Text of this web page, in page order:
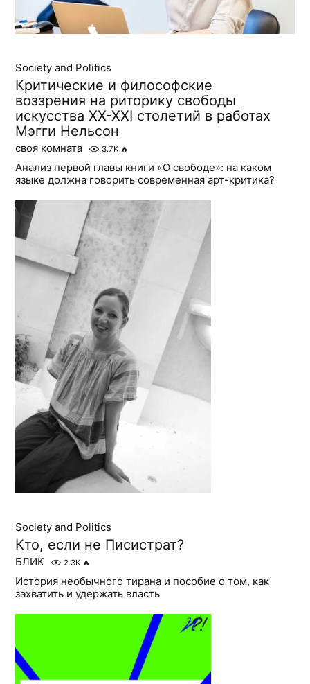
Society and Politics
Критические и философские
воззрения на риторику свободы
искусства ХХ-ХХI столетий в работах
Мэгги Нельсон
своя комната 3.7K 🔥
Анализ первой главы книги «О свободе»: на каком
языке должна говорить современная арт-критика?
Society and Politics
Кто, если не Писистрат?
БЛИК 2.3K 🔥
История необычного тирана и пособие о том, как
захватить и удержать власть